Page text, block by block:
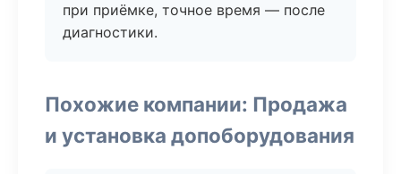
при приёмке, точное время — после
диагностики.
Похожие компании: Продажа
и установка допоборудования